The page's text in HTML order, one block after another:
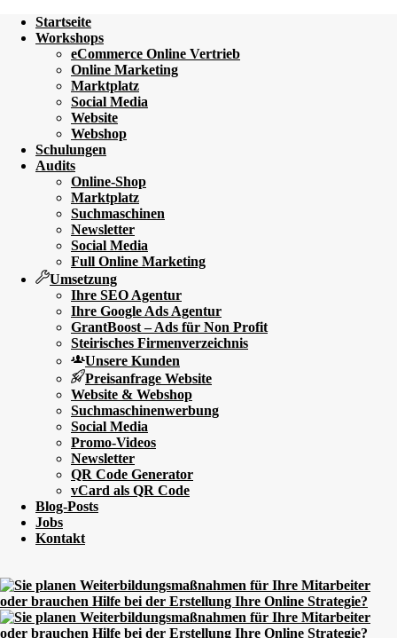
Startseite
Workshops
eCommerce Online Vertrieb
Online Marketing
Marktplatz
Social Media
Website
Webshop
Schulungen
Audits
Online-Shop
Marktplatz
Suchmaschinen
Newsletter
Social Media
Full Online Marketing
Umsetzung
Ihre SEO Agentur
Ihre Google Ads Agentur
GrantBoost – Ads für Non Profit
Steirisches Firmenverzeichnis
Unsere Kunden
Preisanfrage Website
Website & Webshop
Suchmaschinenwerbung
Social Media
Promo-Videos
Newsletter
QR Code Generator
vCard als QR Code
Blog-Posts
Jobs
Kontakt